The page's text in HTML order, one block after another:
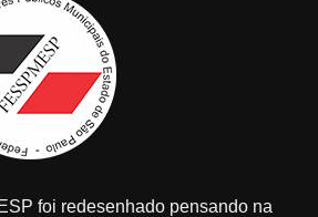
foi redesenhado pensando na